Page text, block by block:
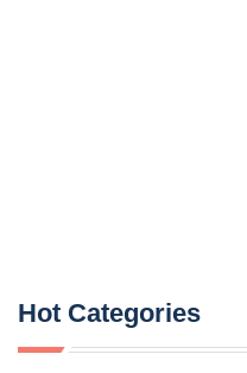
Hot Categories